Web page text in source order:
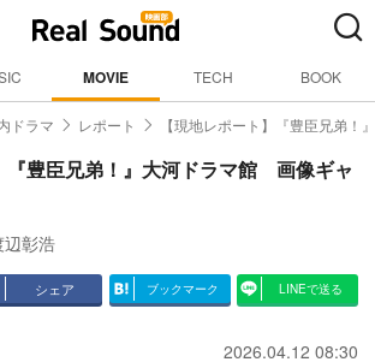
MOVIE TECH BOOK
ドラマ レポート 【現地レポート】『豊臣兄弟！
『豊臣兄弟！』大河ドラマ館 画像ギャ
彰浩
シェア ブックマーク LINEで送る
2026.04.12 08:30